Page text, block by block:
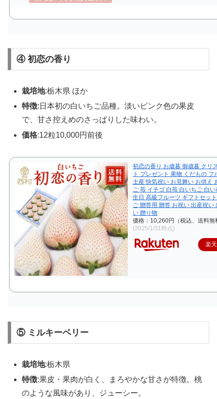
④ 初恋の香り
栽培地:栃木県 ほか
特徴:日本初の白いちご品種。淡いピンク色の果皮
で、甘さ控えめのさっぱりした味わい。
価格:12粒10,000円前後
初恋の香り お歳暮 御歳暮 クリ
ト プレゼント 果物 くだもの フ
土産 快気祝い お見舞い お供え
ご 苺 イチゴ 白苺 白いちご 白
生日 高級フルーツ ギフトセッ
ご 贈答用 贈答 お祝い 出産祝い
い 贈り物
価格：10,260円（税込、送料無
(2025/1/31時点)
楽
⑤ ミルキーベリー
栽培地:栃木県
特徴:果皮・果肉が白く、まろやかな甘さが特徴。桃
のような風味があり、ジューシー。